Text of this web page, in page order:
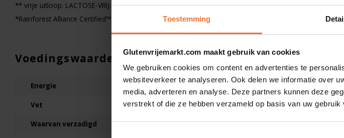
Toestemming
Glutenvrijemarkt.com maakt gebruik van cookies
We gebruiken cookies om content en advertenties te
websiteverkeer te analyseren. Ook delen we informatie over
media, adverteren en analyse. Deze partners kunnen deze
verstrekt of die ze hebben verzameld op basis van uw gebruik
** vrije uitloop. LACTOSE-VRIJ.
*Rainforest Alliance Certified™.
Voedingswaarden
Energie
Vet 20g
Waarvan verzadigd 4,3g
Doves Farm
Witte Bloem - Glutenvrij
1000 gram
€5,25
Schnitzer
Muffin Vanille
140 gram
€3,19 €1,49